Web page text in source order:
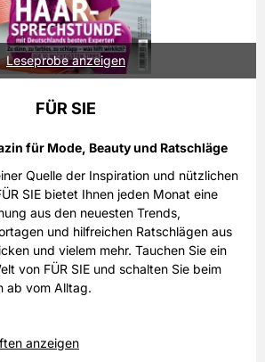
Leseprobe anzeigen
FÜR SIE
für Mode, Beauty und Ratschläge
Quelle der Inspiration und nützlichen
SIE bietet Ihnen jeden Monat eine
aus den neuesten Trends,
und hilfreichen Ratschlägen aus
und vielem mehr. Tauchen Sie ein
von FÜR SIE und schalten Sie beim
ab vom Alltag.
anzeigen